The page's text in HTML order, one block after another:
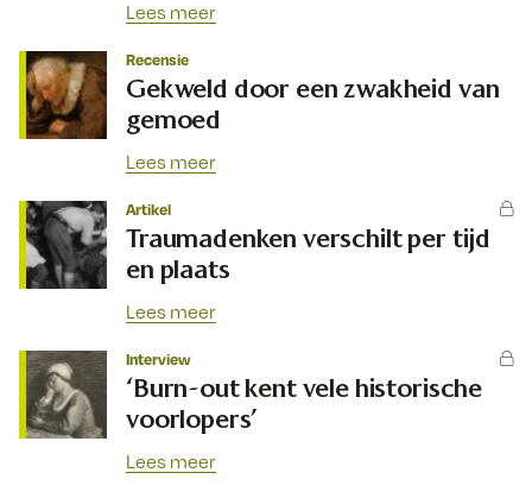
Lees meer
Recensie
Gekweld door een zwakheid van
gemoed
Lees meer
Artikel
Traumadenken verschilt per tijd
en plaats
Lees meer
Interview
‘Burn-out kent vele historische
voorlopers’
Lees meer